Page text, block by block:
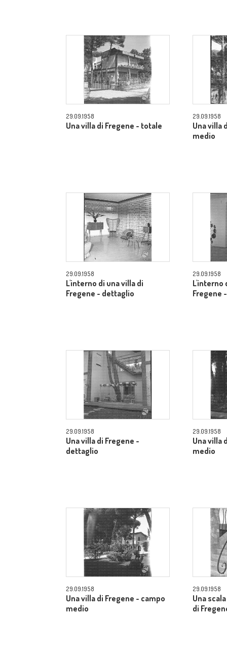
29.09.1958
Una villa di Fregene - totale
29.09.1958
Una villa
medio
29.09.1958
L'interno di una villa di
Fregene - dettaglio
29.09.1958
L'interno
Fregene
29.09.1958
Una villa di Fregene -
dettaglio
29.09.1958
Una villa
medio
29.09.1958
Una villa di Fregene - campo
medio
29.09.1958
Una
di